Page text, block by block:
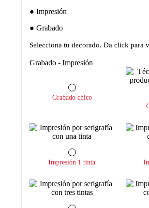
Impresión
Grabado
Selecciona tu decorado. Da click para
Grabado - Impresión
Grabado chico
Impresión 1 tinta